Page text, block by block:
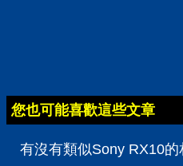
您也可能喜歡這些文章
有沒有類似Sony RX10